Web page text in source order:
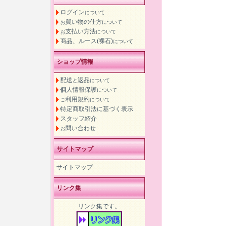
ログインについて
お買い物の仕方について
お支払い方法について
商品、ルース(裸石)について
ショップ情報
配送 と返品について
個人情報保護について
ご利用規約について
特定商取引法に基づく表示
スタッフ紹介
お問い合わせ
サイトマップ
サイトマップ
リンク集
リンク集です。